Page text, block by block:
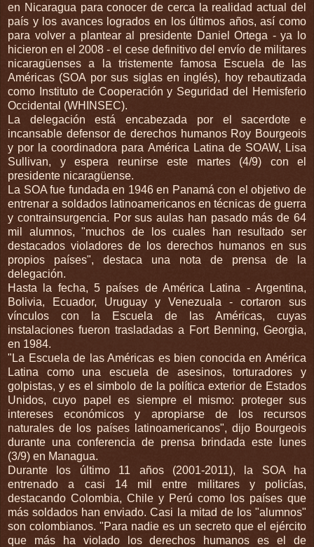
en Nicaragua para conocer de cerca la realidad actual del
país y los avances logrados en los últimos años, así como
para volver a plantear al presidente Daniel Ortega - ya lo
hicieron en el 2008 - el cese definitivo del envío de militares
nicaragüenses a la tristemente famosa Escuela de las
Américas (SOA por sus siglas en inglés), hoy rebautizada
como Instituto de Cooperación y Seguridad del Hemisferio
Occidental (WHINSEC).
La delegación está encabezada por el sacerdote e
incansable defensor de derechos humanos Roy Bourgeois
y por la coordinadora para América Latina de SOAW, Lisa
Sullivan, y espera reunirse este martes (4/9) con el
presidente nicaragüense.
La SOA fue fundada en 1946 en Panamá con el objetivo de
entrenar a soldados latinoamericanos en técnicas de guerra
y contrainsurgencia. Por sus aulas han pasado más de 64
mil alumnos, "muchos de los cuales han resultado ser
destacados violadores de los derechos humanos en sus
propios países", destaca una nota de prensa de la
delegación.
Hasta la fecha, 5 países de América Latina - Argentina,
Bolivia, Ecuador, Uruguay y Venezuala - cortaron sus
vínculos con la Escuela de las Américas, cuyas
instalaciones fueron trasladadas a Fort Benning, Georgia,
en 1984.
"La Escuela de las Américas es bien conocida en América
Latina como una escuela de asesinos, torturadores y
golpistas, y es el simbolo de la política exterior de Estados
Unidos, cuyo papel es siempre el mismo: proteger sus
intereses económicos y apropiarse de los recursos
naturales de los países latinoamericanos", dijo Bourgeois
durante una conferencia de prensa brindada este lunes
(3/9) en Managua.
Durante los último 11 años (2001-2011), la SOA ha
entrenado a casi 14 mil entre militares y policías,
destacando Colombia, Chile y Perú como los países que
más soldados han enviado. Casi la mitad de los "alumnos"
son colombianos. "Para nadie es un secreto que el ejército
que más ha violado los derechos humanos es el de